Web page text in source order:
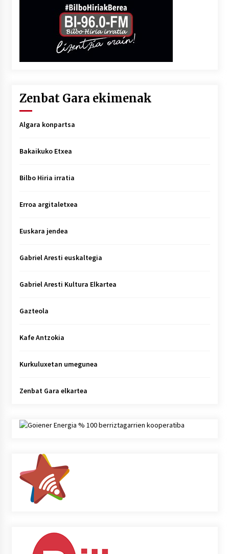
Zenbat Gara ekimenak
Algara konpartsa
Bakaikuko Etxea
Bilbo Hiria irratia
Erroa argitaletxea
Euskara jendea
Gabriel Aresti euskaltegia
Gabriel Aresti Kultura Elkartea
Gazteola
Kafe Antzokia
Kurkuluxetan umegunea
Zenbat Gara elkartea